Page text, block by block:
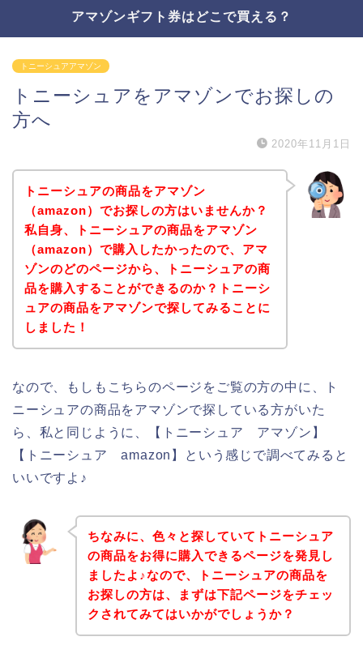
アマゾンギフト券はどこで買える？
トニーシュアアマゾン
トニーシュアをアマゾンでお探しの
方へ
2020年11月1日
トニーシュアの商品をアマゾン
（amazon）でお探しの方はいませんか？
私自身、トニーシュアの商品をアマゾン
（amazon）で購入したかったので、アマ
ゾンのどのページから、トニーシュアの商
品を購入することができるのか？トニーシ
ュアの商品をアマゾンで探してみることに
しました！
なので、もしもこちらのページをご覧の方の中に、ト
ニーシュアの商品をアマゾンで探している方がいた
ら、私と同じように、【トニーシュア アマゾン】
【トニーシュア amazon】という感じで調べてみると
いいですよ♪
ちなみに、色々と探していてトニーシュア
の商品をお得に購入できるページを発見し
ましたよ♪なので、トニーシュアの商品を
お探しの方は、まずは下記ページをチェッ
クされてみてはいかがでしょうか？